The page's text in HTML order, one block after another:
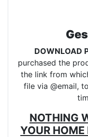
DOWNLOAD
purchased the
the link from
file via @email,
NOTHING
YOUR HOME